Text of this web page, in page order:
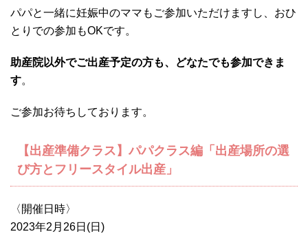
パパと一緒に妊娠中のママもご参加いただけますし、おひ
とりでの参加もOKです。
助産院以外でご出産予定の方も、どなたでも参加できま
す。
ご参加お待ちしております。
【出産準備クラス】パパクラス編「出産場所の選
び方とフリースタイル出産」
〈開催日時〉
2023年2月26日(日)